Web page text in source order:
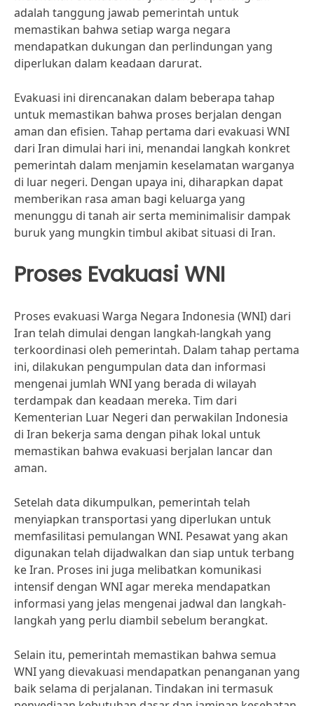
adalah tanggung jawab pemerintah untuk
memastikan bahwa setiap warga negara
mendapatkan dukungan dan perlindungan yang
diperlukan dalam keadaan darurat.
Evakuasi ini direncanakan dalam beberapa tahap
untuk memastikan bahwa proses berjalan dengan
aman dan efisien. Tahap pertama dari evakuasi WNI
dari Iran dimulai hari ini, menandai langkah konkret
pemerintah dalam menjamin keselamatan warganya
di luar negeri. Dengan upaya ini, diharapkan dapat
memberikan rasa aman bagi keluarga yang
menunggu di tanah air serta meminimalisir dampak
buruk yang mungkin timbul akibat situasi di Iran.
Proses Evakuasi WNI
Proses evakuasi Warga Negara Indonesia (WNI) dari
Iran telah dimulai dengan langkah-langkah yang
terkoordinasi oleh pemerintah. Dalam tahap pertama
ini, dilakukan pengumpulan data dan informasi
mengenai jumlah WNI yang berada di wilayah
terdampak dan keadaan mereka. Tim dari
Kementerian Luar Negeri dan perwakilan Indonesia
di Iran bekerja sama dengan pihak lokal untuk
memastikan bahwa evakuasi berjalan lancar dan
aman.
Setelah data dikumpulkan, pemerintah telah
menyiapkan transportasi yang diperlukan untuk
memfasilitasi pemulangan WNI. Pesawat yang akan
digunakan telah dijadwalkan dan siap untuk terbang
ke Iran. Proses ini juga melibatkan komunikasi
intensif dengan WNI agar mereka mendapatkan
informasi yang jelas mengenai jadwal dan langkah-
langkah yang perlu diambil sebelum berangkat.
Selain itu, pemerintah memastikan bahwa semua
WNI yang dievakuasi mendapatkan penanganan yang
baik selama di perjalanan. Tindakan ini termasuk